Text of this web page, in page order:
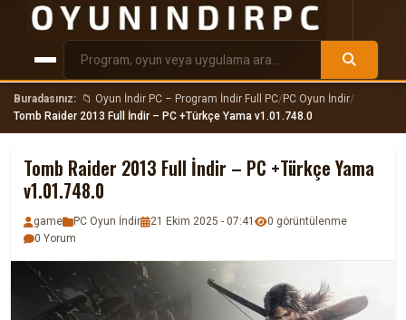
Buradasınız: 📁 Oyun İndir PC – Program İndir Full PC/PC Oyun İndir/
Tomb Raider 2013 Full İndir – PC +Türkçe Yama v1.01.748.0
Tomb Raider 2013 Full İndir – PC +Türkçe Yama
v1.01.748.0
game PC Oyun İndir 21 Ekim 2025 - 07:41
0 görüntülenme
0 Yorum